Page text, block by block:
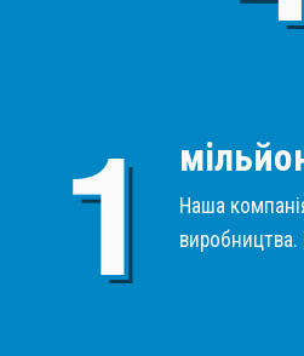
Наша
виробництва.